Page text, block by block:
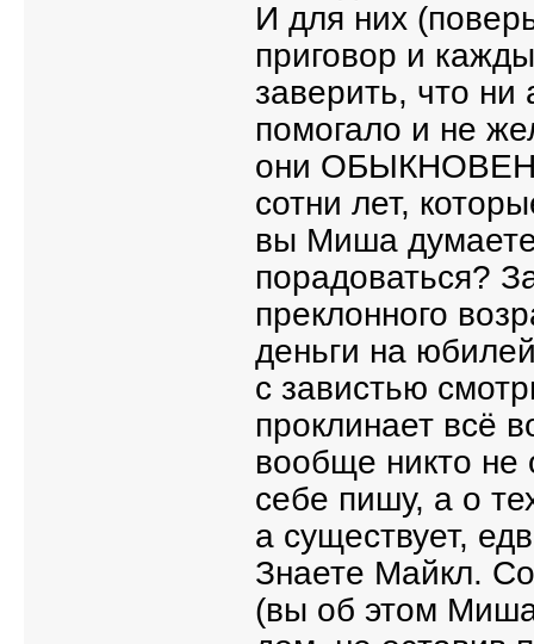
И для них
приговор и
заверить, что ни
помогало и не
они
сотни лет,
вы Миша
порадоваться?
преклонного
деньги на
с завистью
проклинает всё
вообще никто
себе пишу, а о
а существует,
Знаете Майкл.
(вы об этом